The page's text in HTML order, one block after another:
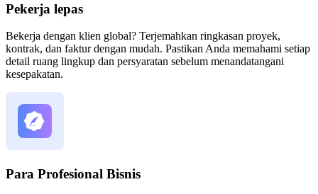
Pekerja lepas
Bekerja dengan klien global? Terjemahkan ringkasan proyek,
kontrak, dan faktur dengan mudah. Pastikan Anda memahami setiap
detail ruang lingkup dan persyaratan sebelum menandatangani
kesepakatan.
Para Profesional Bisnis